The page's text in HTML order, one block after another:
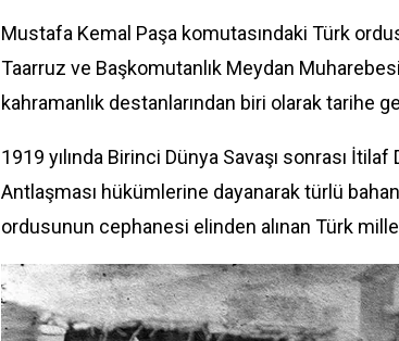
Mustafa Kemal Paşa komutasındaki Türk
Taarruz ve Başkomutanlık Meydan
kahramanlık destanlarından biri olarak tarihe
1919 yılında Birinci Dünya Savaşı sonrası
Antlaşması hükümlerine dayanarak türlü
ordusunun cephanesi elinden alınan Türk